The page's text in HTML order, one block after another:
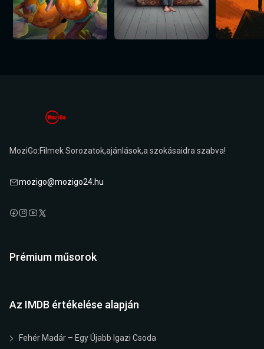
MoziGo:Filmek Sorozatok,ajánlások,a szokásaidra szabva!
mozigo@mozigo24.hu
Prémium műsorok
Az IMDB értékelése alapján
Fehér Madár – Egy Újabb Igazi Csoda